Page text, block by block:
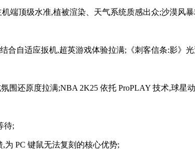
端顶级水准,植被渲染、天气系统质感出众;沙漠
合自适应扳机,超英游戏体验拉满;《刺客信条:影》
围还原度拉满;NBA 2K25 依托 ProPLAY 技术,球星
待;
,为 PC 键鼠无法复刻的核心优势;